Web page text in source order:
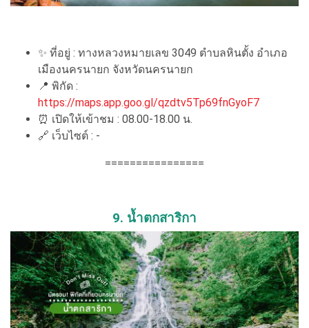
✨ ที่อยู่ : ทางหลวงหมายเลข 3049 ตำบลหินตั้ง อำเภอ
เมืองนครนายก จังหวัดนครนายก
📍 พิกัด :
https://maps.app.goo.gl/qzdtv5Tp69fnGyoF7
⏰ เปิดให้เข้าชม : 08.00-18.00 น.
🔗 เว็บไซต์ : -
================
9. น้ำตกสาริกา